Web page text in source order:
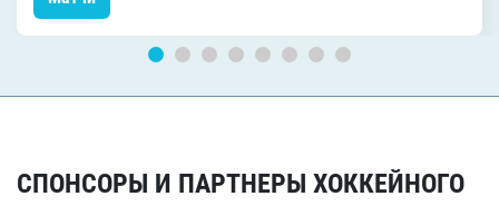
СПОНСОРЫ И ПАРТНЕРЫ ХОККЕЙНОГО